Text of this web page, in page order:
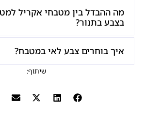
מה ההבדל בין מטבחי אקריל
בצבע בתנור?
איך בוחרים צבע לאי במטבח?
שיתוף: